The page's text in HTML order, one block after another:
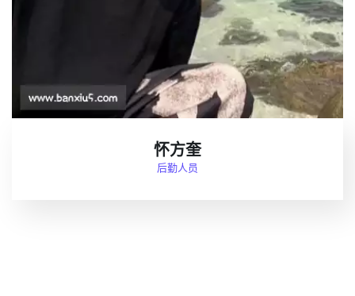
怀方奎
后勤人员